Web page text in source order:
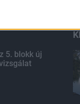
I want to allow
5. blokk új